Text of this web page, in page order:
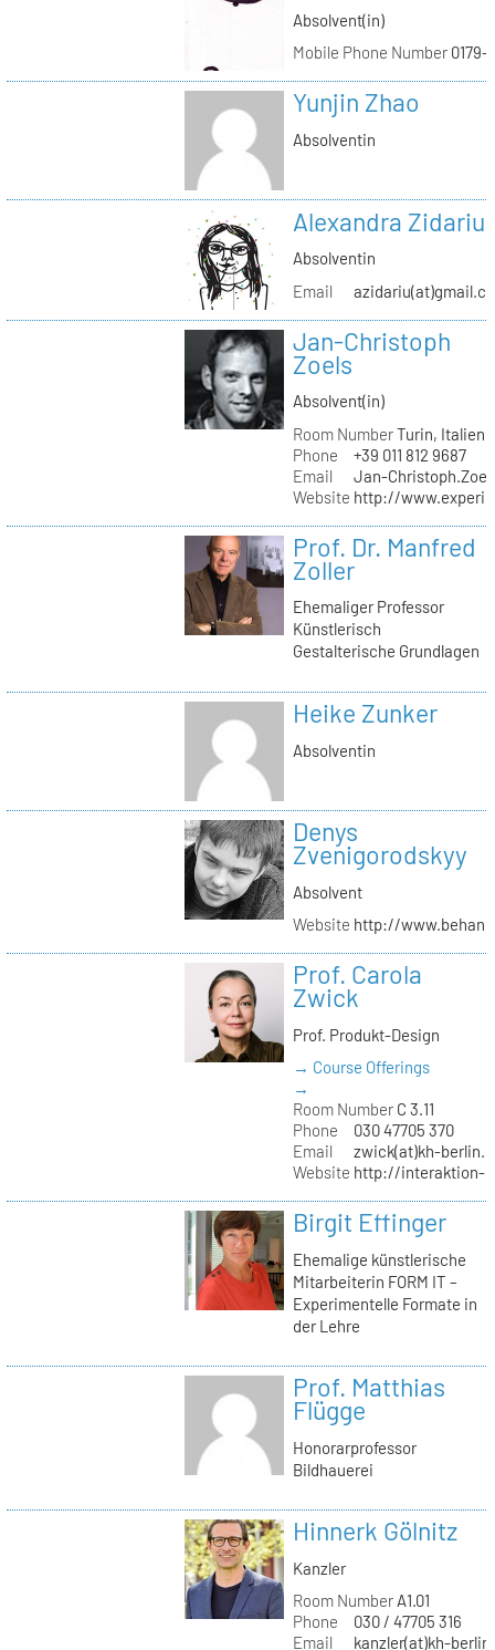
Absolvent(in)
Mobile Phone Number0179-
Yunjin Zhao
Absolventin
Alexandra Zidariu
Absolventin
Email
Jan-Christoph
Zoels
Absolvent(in)
Room NumberTurin, Italien
Phone
+39 011 812 9687
Email
Jan-
Website http://
Prof. Dr. Manfred
Zoller
Ehemaliger Professor
Künstlerisch
Gestalterische Grundlagen
Heike Zunker
Absolventin
Denys
Zvenigorodskyy
Absolvent
Website http://
Prof. Carola
Zwick
Prof. Produkt-Design
→ Course Offerings
→
Room NumberC 3.11
Phone
030 47705 370
Email
zwick(at)kh-
Website http://interaktion-
Birgit Effinger
Ehemalige künstlerische
Mitarbeiterin FORM IT –
Experimentelle Formate in
der Lehre
Prof. Matthias
Flügge
Honorarprofessor
Bildhauerei
Hinnerk Gölnitz
Kanzler
Room NumberA1.01
Phone
030 / 47705 316
Email
kanzler(at)kh-